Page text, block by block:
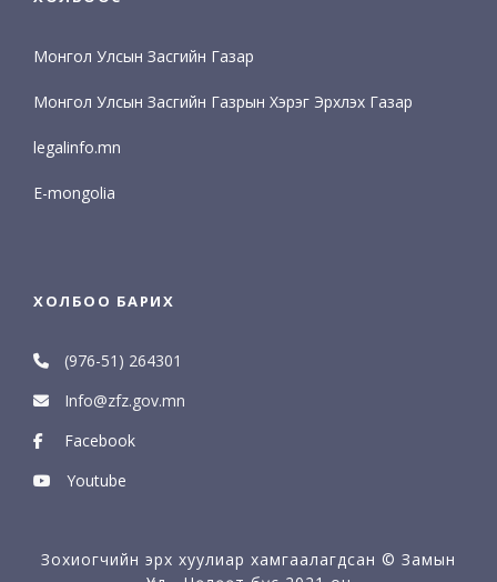
Монгол Улсын Засгийн Газар
Монгол Улсын Засгийн Газрын Хэрэг Эрхлэх Газар
legalinfo.mn
E-mongolia
ХОЛБОО БАРИХ
(976-51) 264301
Info@zfz.gov.mn
Facebook
Youtube
Зохиогчийн эрх хуулиар хамгаалагдсан © Замын